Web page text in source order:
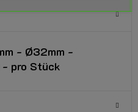
- Ø32mm -
pro Stück